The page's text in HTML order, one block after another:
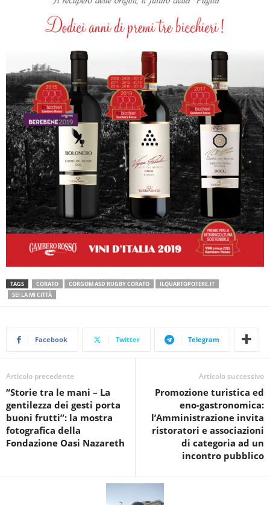
TAGS CORATO CORGOM ASD RUGBY CORATO
ILQUARTOPOTERE.IT
SEI LA MI CITTÀ
Facebook Twitter Telegram
Articolo precedente
“Storie tra le mani – La
gentilezza dei gesti porta
buoni frutti”: la mostra
fotografica della
Fondazione Oasi Nazareth
Articolo successivo
Promozione turistica ed
eno-gastronomica:
l’Amministrazione invita
ristoratori e associazioni
di categoria ad un
incontro pubblico